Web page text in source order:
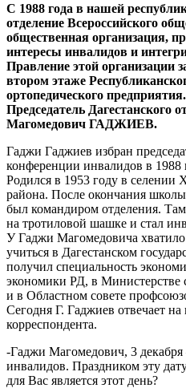
С 1988 года в нашей
отделение Всероссийского
общественная организация,
интересы инвалидов и
Правление этой организации
втором этаже
ортопедического предприятия.
Председатель
Магомедович ГАДЖИЕВ.
Гаджи Гаджиев избран
конференции инвалидов в 1988
Родился в 1953 году в селении
района. После окончания
был командиром отделения.
на тротиловой шашке и стал
У Гаджи Магомедовича
учиться в Дагестанском
получил специальность
экономики РД, в Министерстве
и в Областном совете
Сегодня Г. Гаджиев отвечает
корреспондента.
-Гаджи Магомедович, 3
инвалидов. Праздником эту
для Вас является этот день?